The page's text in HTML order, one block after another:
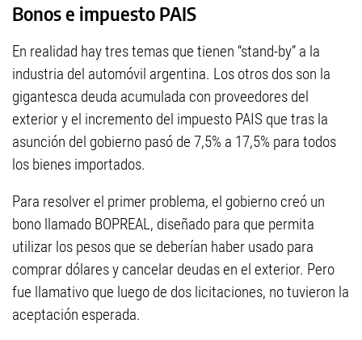
Bonos e impuesto PAIS
En realidad hay tres temas que tienen “stand-by” a la
industria del automóvil argentina. Los otros dos son la
gigantesca deuda acumulada con proveedores del
exterior y el incremento del impuesto PAIS que tras la
asunción del gobierno pasó de 7,5% a 17,5% para todos
los bienes importados.
Para resolver el primer problema, el gobierno creó un
bono llamado BOPREAL, diseñado para que permita
utilizar los pesos que se deberían haber usado para
comprar dólares y cancelar deudas en el exterior. Pero
fue llamativo que luego de dos licitaciones, no tuvieron la
aceptación esperada.